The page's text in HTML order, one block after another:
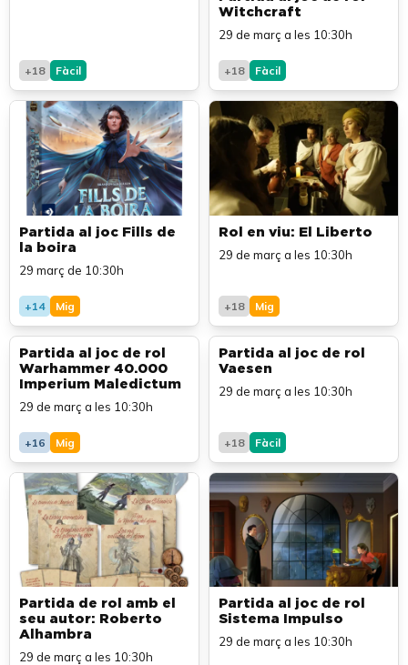
+18 Fàcil
Witchcraft
29 de març a les 10:30h
+18 Fàcil
Partida al joc Fills de
la boira
29 març de 10:30h
+14 Mig
Rol en viu: El Liberto
29 de març a les 10:30h
+18 Mig
Partida al joc de rol
Warhammer 40.000
Imperium Maledictum
29 de març a les 10:30h
+16 Mig
Partida al joc de rol
Vaesen
29 de març a les 10:30h
+18 Fàcil
Partida de rol amb el
seu autor: Roberto
Alhambra
29 de març a les 10:30h
Partida al joc de rol
Sistema Impulso
29 de març a les 10:30h